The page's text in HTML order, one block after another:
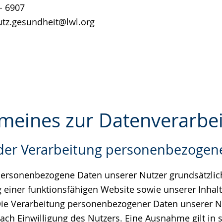
6907
zur
Verarbeitung
Daten unserer Nutzer
einer funktionsfähigen Website sowie unserer
Verarbeitung personenbezogener Daten unserer
Einwilligung des Nutzers. Eine Ausnahme gilt in